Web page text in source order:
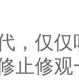
，仅
止修